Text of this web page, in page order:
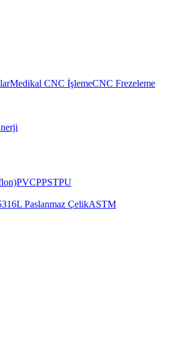
Medikal CNC İşlemeCNC Frezeleme
PVCPPSTPU
316L Paslanmaz ÇelikASTM